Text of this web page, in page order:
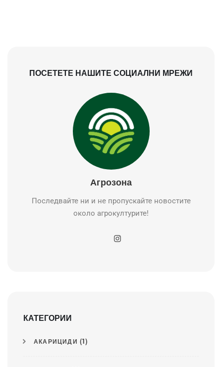
ПОСЕТЕТЕ НАШИТЕ СОЦИАЛНИ МРЕЖИ
Агрозона
Последвайте ни и не пропускайте новостите
около агрокултурите!
КАТЕГОРИИ
АКАРИЦИДИ (1)